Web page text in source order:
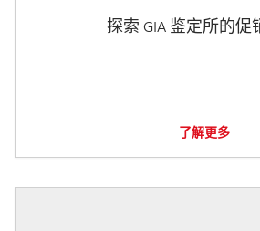
探索 GIA 鉴定所的促
了解更多